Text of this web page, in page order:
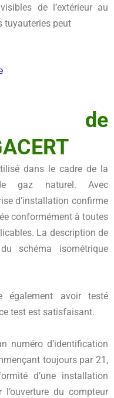
de l’extérieur au
tuyauteries peut
de
dans le cadre de la
gaz naturel. Avec
d’installation confirme
conformément à toutes
La description de
schéma isométrique
également avoir testé
test est satisfaisant.
numéro d’identification
toujours par 21,
d’une installation
du compteur